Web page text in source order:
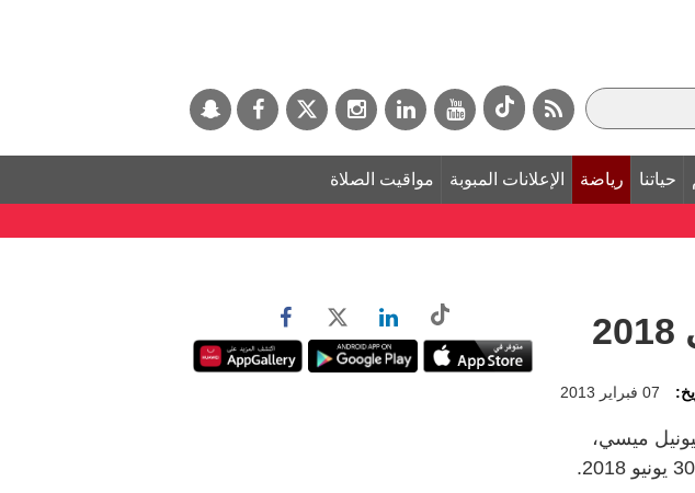
حياتنا رياضة الإعلانات المبوبة مواقيت الصلاة
07 فبراير 2013
ميسي،